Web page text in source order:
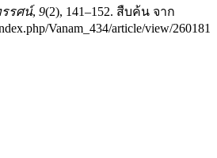
รศน์, 9(2), 141–152. สืบค้น จาก
Vanam_434/article/view/260181